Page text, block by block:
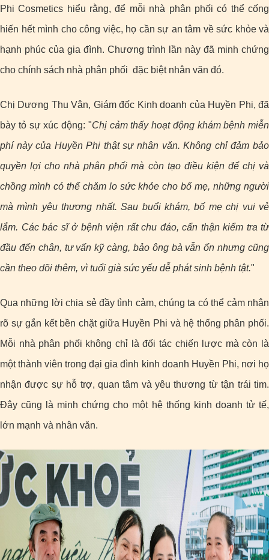
Phi Cosmetics hiểu rằng, để mỗi nhà phân phối có thể cống
hiến hết mình cho công việc, họ cần sự an tâm về sức khỏe và
hạnh phúc của gia đình. Chương trình lần này đã minh chứng
cho chính sách nhà phân phối đặc biệt nhân văn đó.
Chị Dương Thu Vân, Giám đốc Kinh doanh của Huyền Phi, đã
bày tỏ sự xúc động: "Chị cảm thấy hoạt động khám bệnh miễn
phí này của Huyền Phi thật sự nhân văn. Không chỉ đảm bảo
quyền lợi cho nhà phân phối mà còn tạo điều kiện để chị và
chồng mình có thể chăm lo sức khỏe cho bố mẹ, những người
mà mình yêu thương nhất. Sau buổi khám, bố mẹ chị vui vẻ
lắm. Các bác sĩ ở bệnh viện rất chu đáo, cẩn thận kiểm tra từ
đầu đến chân, tư vấn kỹ càng, bảo ông bà vẫn ổn nhưng cũng
cần theo dõi thêm, vì tuổi già sức yếu dễ phát sinh bệnh tật."
Qua những lời chia sẻ đầy tình cảm, chúng ta có thể cảm nhận
rõ sự gắn kết bền chặt giữa Huyền Phi và hệ thống phân phối.
Mỗi nhà phân phối không chỉ là đối tác chiến lược mà còn là
một thành viên trong đại gia đình kinh doanh Huyền Phi, nơi họ
nhận được sự hỗ trợ, quan tâm và yêu thương từ tận trái tim.
Đây cũng là minh chứng cho một hệ thống kinh doanh tử tế,
lớn mạnh và nhân văn.